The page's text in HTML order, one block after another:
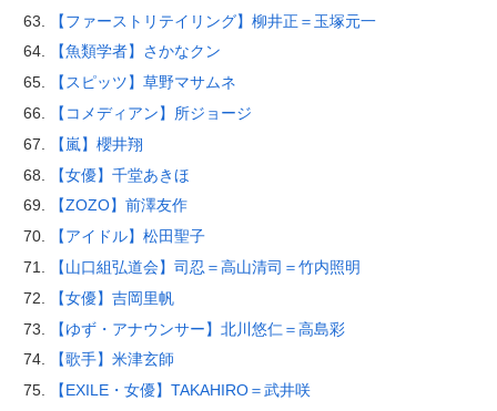
【ファーストリテイリング】柳井正＝玉塚元一
【魚類学者】さかなクン
【スピッツ】草野マサムネ
【コメディアン】所ジョージ
【嵐】櫻井翔
【女優】千堂あきほ
【ZOZO】前澤友作
【アイドル】松田聖子
【山口組弘道会】司忍＝高山清司＝竹内照明
【女優】吉岡里帆
【ゆず・アナウンサー】北川悠仁＝高島彩
【歌手】米津玄師
【EXILE・女優】TAKAHIRO＝武井咲